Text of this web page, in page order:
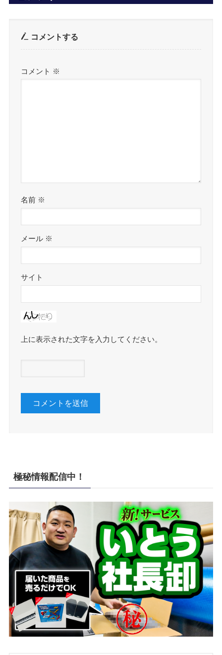
コメントする
コメント ※
名前 ※
メール ※
サイト
上に表示された文字を入力してください。
極秘情報配信中！